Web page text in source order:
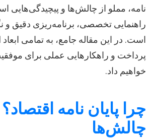
نامه، مملو از چالش‌ها و پیچیدگی‌هایی
راهنمایی تخصصی، برنامه‌ریزی دقیق
است. در این مقاله جامع، به تمامی ابعاد
پرداخت و راهکارهایی عملی برای
خواهیم داد.
چرا پایان نامه
چالش‌ها